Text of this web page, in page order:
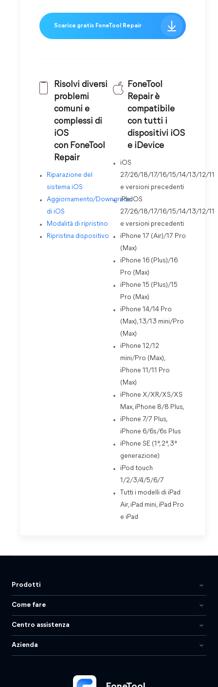
Scarica gratis FoneTool Repair
Risolvi diversi
problemi
comuni e
complessi di
iOS
con FoneTool
Repair
Riparazione del
sistema iOS
Aggiornamento/Downgrade
di iOS
Modalità di ripristino
Ripristina dispositivo
FoneTool
Repair è
compatibile
con tutti i
dispositivi iOS
e iDevice
iOS
27/26/18/17/16/15/14/13/12/11
e versioni precedenti
iPadOS
27/26/18/17/16/15/14/13/12/11
e versioni precedenti
iPhone 17 (Air)/17 Pro
(Max)
iPhone 16 (Plus)/16
Pro (Max)
iPhone 15 (Plus)/15
Pro (Max)
iPhone 14/14 Pro
(Max), 13/13 mini/Pro
(Max)
iPhone 12/12
mini/Pro (Max),
iPhone 11/11 Pro
(Max)
iPhone X/XR/XS/XS
Max, iPhone 8/8 Plus,
iPhone 7/7 Plus,
iPhone 6/6s/6s Plus
iPhone SE (1ª, 2ª, 3ª
generazione)
iPod touch
1/2/3/4/5/6/7
Tutti i modelli di iPad
Air, iPad mini, iPad Pro
e iPad
Prodotti
Come fare
Centro assistenza
Azienda